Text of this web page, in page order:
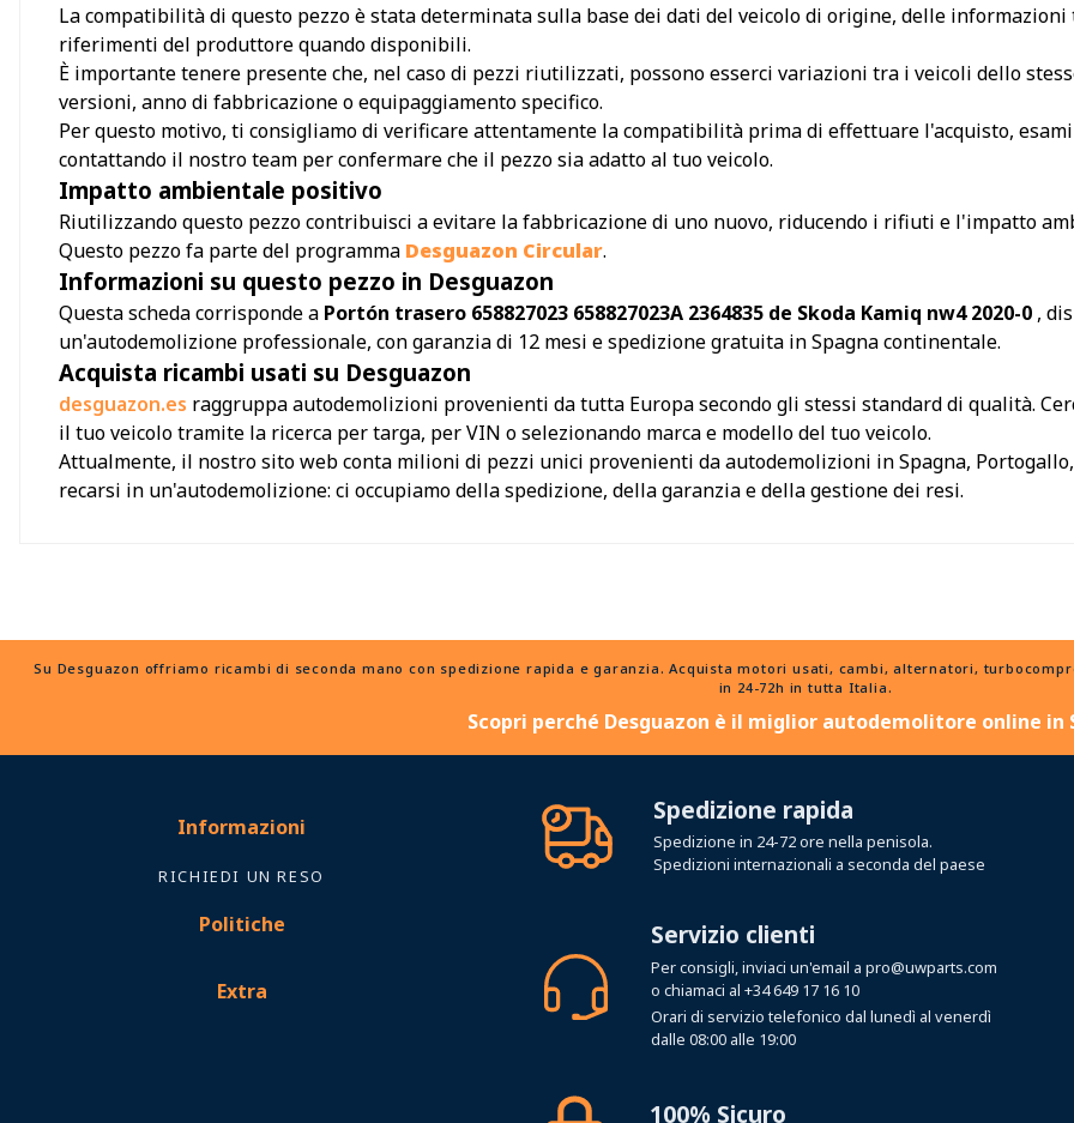
La compatibilità di questo pezzo è stata determinata sulla base dei dati del veicolo di origine, delle
riferimenti del produttore quando disponibili.
È importante tenere presente che, nel caso di pezzi riutilizzati, possono esserci variazioni tra i veicoli dello
versioni, anno di fabbricazione o equipaggiamento specifico.
Per questo motivo, ti consigliamo di verificare attentamente la compatibilità prima di effettuare l'acquisto,
contattando il nostro team per confermare che il pezzo sia adatto al tuo veicolo.
Impatto ambientale positivo
Riutilizzando questo pezzo contribuisci a evitare la fabbricazione di uno nuovo, riducendo i rifiuti e l'impatto
Questo pezzo fa parte del programma Desguazon Circular.
Informazioni su questo pezzo in Desguazon
Questa scheda corrisponde a Portón trasero 658827023 658827023A 2364835 de Skoda Kamiq nw4 2020-0 ,
un'autodemolizione professionale, con garanzia di 12 mesi e spedizione gratuita in Spagna continentale.
Acquista ricambi usati su Desguazon
desguazon.es raggruppa autodemolizioni provenienti da tutta Europa secondo gli stessi standard di qualità.
il tuo veicolo tramite la ricerca per targa, per VIN o selezionando marca e modello del tuo veicolo.
Attualmente, il nostro sito web conta milioni di pezzi unici provenienti da autodemolizioni in Spagna,
recarsi in un'autodemolizione: ci occupiamo della spedizione, della garanzia e della gestione dei resi.
Su Desguazon offriamo ricambi di seconda mano con spedizione rapida e garanzia. Acquista motori usati, cambi, alternatori,
in 24-72h in tutta Italia.
Scopri perché Desguazon è il miglior autodemolitore online in
Informazioni
RICHIEDI UN RESO
Politiche
Extra
Spedizione rapida
Spedizione in 24-72 ore nella penisola.
Spedizioni internazionali a seconda del paese
Servizio clienti
Per consigli, inviaci un'email a pro@uwparts.com
o chiamaci al +34 649 17 16 10
Orari di servizio telefonico dal lunedì al venerdì
dalle 08:00 alle 19:00
100% Sicuro